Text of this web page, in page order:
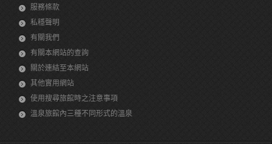
服務條款
私穩聲明
有關我們
有關本網站的查詢
關於連結至本網站
其他實用網站
使用搜尋旅館時之注意事項
溫泉旅館內三種不同形式的溫泉